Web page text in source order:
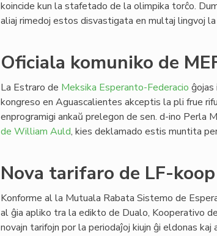
koincide kun la stafetado de la olimpika torĉo.
aliaj rimedoj estos disvastigata en multaj lingvoj
Oficiala komuniko de
La Estraro de Meksika Esperanto-Federacio ĝojas
kongreso en Aguascalientes akceptis la pli frue
enprogramigi ankaŭ prelegon de sen. d-ino Perla
de William Auld, kies deklamado estis muntita
Nova tarifaro de LF-koop
Konforme al la Mutuala Rabata Sistemo de
al ĝia apliko tra la edikto de Dualo, Kooperativo
novajn tarifojn por la periodaĵoj kiujn ĝi eldonas kaj